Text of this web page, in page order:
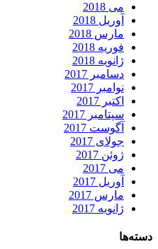
می 2018
آوریل 2018
مارس 2018
فوریه 2018
ژانویه 2018
دسامبر 2017
نوامبر 2017
اکتبر 2017
سپتامبر 2017
آگوست 2017
جولای 2017
ژوئن 2017
می 2017
آوریل 2017
مارس 2017
ژانویه 2017
دسته‌ها